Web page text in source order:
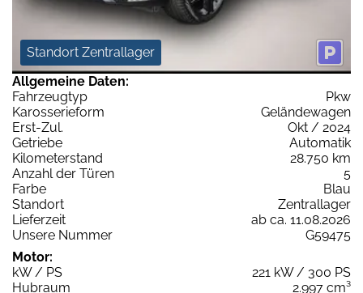
Standort Zentrallager
Allgemeine Daten:
Fahrzeugtyp
Pkw
Karosserieform
Geländewagen
Erst-Zul.
Okt / 2024
Getriebe
Automatik
Kilometerstand
28.750 km
Anzahl der Türen
5
Farbe
Blau
Standort
Zentrallager
Lieferzeit
ab ca. 11.08.2026
Unsere Nummer
G59475
Motor:
kW / PS
221 kW / 300 PS
Hubraum
2.997 cm³